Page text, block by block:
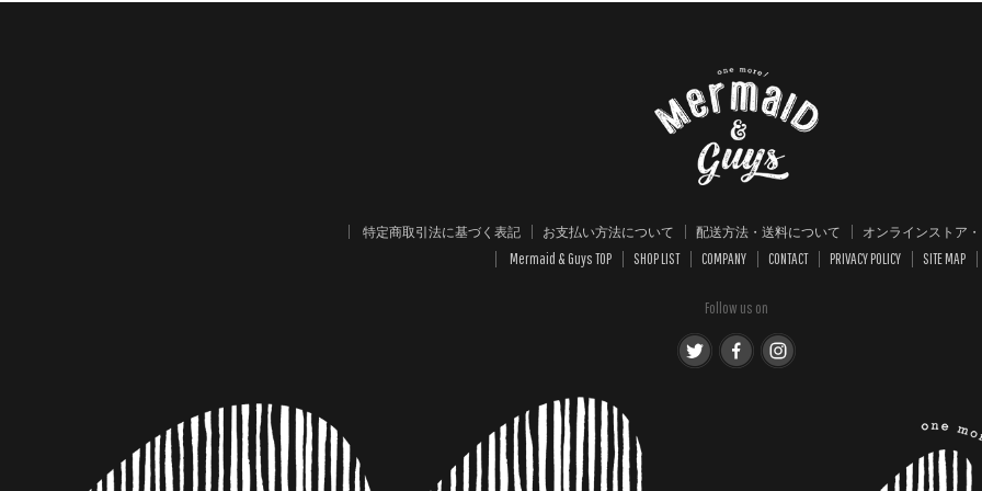
特定商取引法に基づく表記 お支払い方法について 配送方法・送料について オンラインストア
Mermaid & Guys TOP SHOP LIST COMPANY CONTACT PRIVACY POLICY SITE MAP
Follow us on